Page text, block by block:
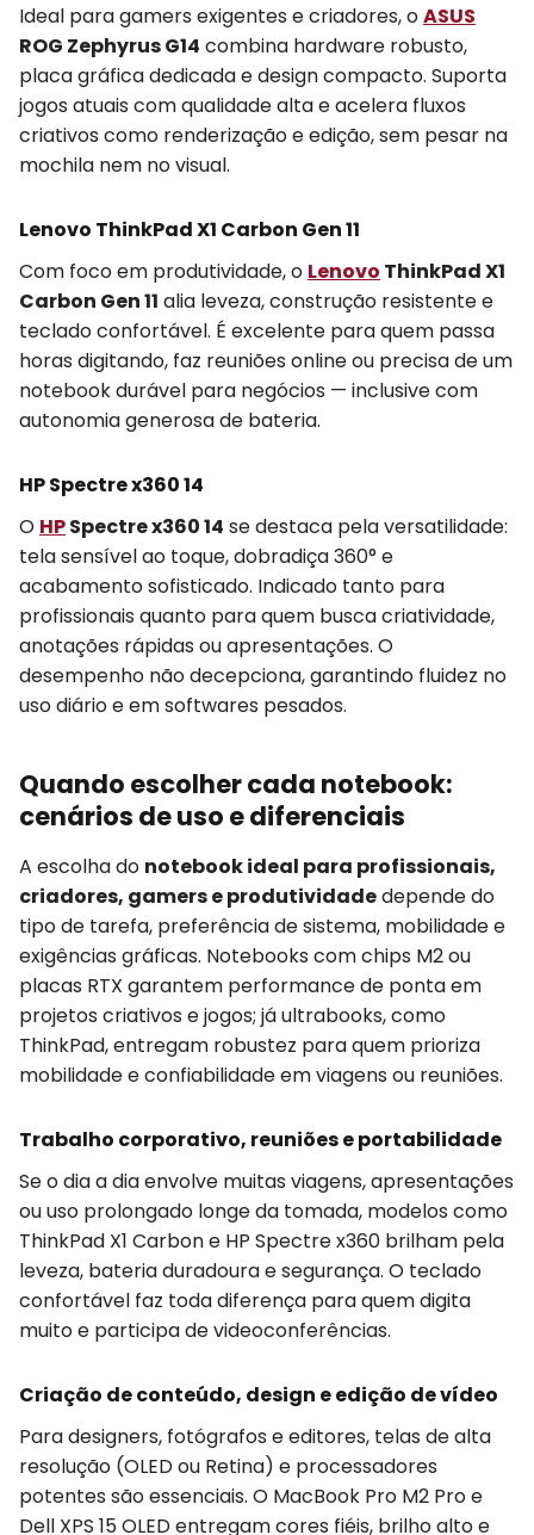
Ideal para gamers exigentes e criadores, oASUS
ROG Zephyrus G14 combina hardware robusto,
placa gráfica dedicada e design compacto. Suporta
jogos atuais com qualidade alta e acelera fluxos
criativos como renderização e edição, sem pesar na
mochila nem no visual.
Lenovo ThinkPad X1 Carbon Gen 11
Com foco em produtividade, o Lenovo ThinkPad X1
Carbon Gen 11 alia leveza, construção resistente e
teclado confortável. É excelente para quem passa
horas digitando, faz reuniões online ou precisa de um
notebook durável para negócios — inclusive com
autonomia generosa de bateria.
HP Spectre x360 14
O HPSpectre x360 14 se destaca pela versatilidade:
tela sensível ao toque, dobradiça 360° e
acabamento sofisticado. Indicado tanto para
profissionais quanto para quem busca criatividade,
anotações rápidas ou apresentações. O
desempenho não decepciona, garantindo fluidez no
uso diário e em softwares pesados.
Quando escolher cada notebook:
cenários de uso e diferenciais
A escolha do notebook ideal para profissionais,
criadores, gamers e produtividadedepende do
tipo de tarefa, preferência de sistema, mobilidade e
exigências gráficas. Notebooks com chips M2 ou
placas RTX garantem performance de ponta em
projetos criativos e jogos; já ultrabooks, como
ThinkPad, entregam robustez para quem prioriza
mobilidade e confiabilidade em viagens ou reuniões.
Trabalho corporativo, reuniões e portabilidade
Se o dia a dia envolve muitas viagens, apresentações
ou uso prolongado longe da tomada, modelos como
ThinkPad X1 Carbon e HP Spectre x360 brilham pela
leveza, bateria duradoura e segurança. O teclado
confortável faz toda diferença para quem digita
muito e participa de videoconferências.
Criação de conteúdo, design e edição de vídeo
Para designers, fotógrafos e editores, telas de alta
resolução (OLED ou Retina) e processadores
potentes são essenciais. O MacBook Pro M2 Pro e
Dell XPS 15 OLED entregam cores fiéis, brilho alto e